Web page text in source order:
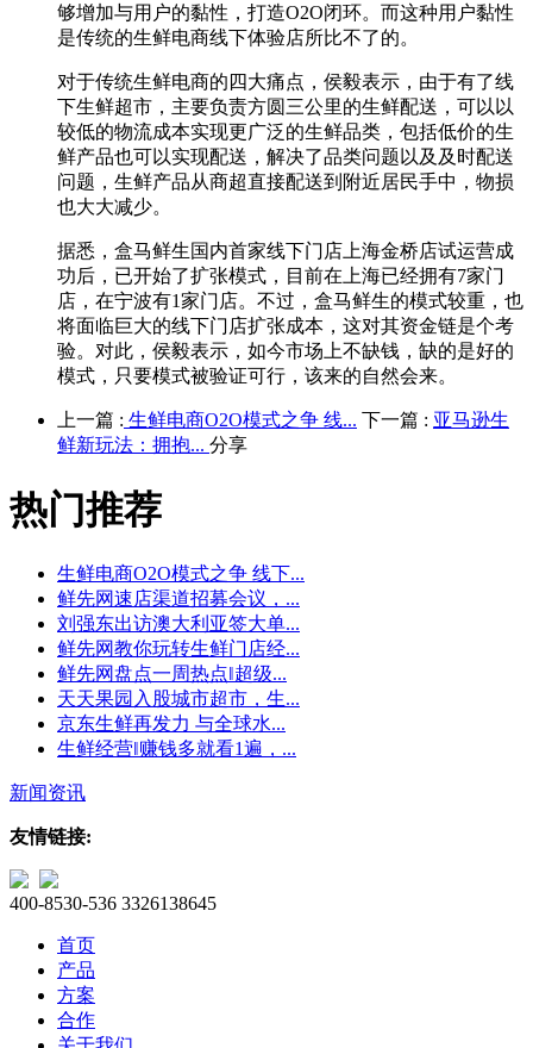
够增加与用户的黏性，打造O2O闭环。而这种用户黏性
是传统的生鲜电商线下体验店所比不了的。
对于传统生鲜电商的四大痛点，侯毅表示，由于有了线
下生鲜超市，主要负责方圆三公里的生鲜配送，可以以
较低的物流成本实现更广泛的生鲜品类，包括低价的生
鲜产品也可以实现配送，解决了品类问题以及及时配送
问题，生鲜产品从商超直接配送到附近居民手中，物损
也大大减少。
据悉，盒马鲜生国内首家线下门店上海金桥店试运营成
功后，已开始了扩张模式，目前在上海已经拥有7家门
店，在宁波有1家门店。不过，盒马鲜生的模式较重，也
将面临巨大的线下门店扩张成本，这对其资金链是个考
验。对此，侯毅表示，如今市场上不缺钱，缺的是好的
模式，只要模式被验证可行，该来的自然会来。
上一篇 : 生鲜电商O2O模式之争 线... 下一篇 : 亚马逊生
鲜新玩法：拥抱... 分享
热门推荐
生鲜电商O2O模式之争 线下...
鲜先网速店渠道招募会议，...
刘强东出访澳大利亚签大单...
鲜先网教你玩转生鲜门店经...
鲜先网盘点一周热点‖超级...
天天果园入股城市超市，生...
京东生鲜再发力 与全球水...
生鲜经营‖赚钱多就看1遍，...
新闻资讯
友情链接:
400-8530-536 3326138645
首页
产品
方案
合作